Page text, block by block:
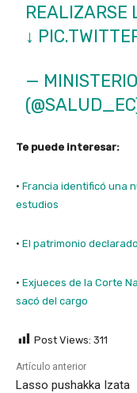
REALIZARSE
↓
—
Te puede interesar:
· Francia identificó una
estudios
· El patrimonio
· Exjueces de la Corte
sacó del cargo
Post Views: 311
Artículo anterior
Lasso pushakka Izata